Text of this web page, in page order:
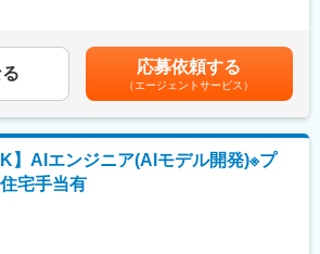
アパス
中核として実務と改善を担い、将来的にはメン
ーダーや管理職を目指せます。財務会計、管理
どへ専門性を広げることも可能です。
ービス企業で、2024年に日鉄ソリューションズ
製鉄グループの安定基盤を背景に、沖縄で腰を
、成長フェーズの会社づくりに携われる点も魅
ト業務よりも、顧客先に赴いての導入や折衝、
となります。）
ユーザー会計事務所を有しています。ユーザー会
同社のシステムで会計処理される顧問先企業数
びます。同社は、顧問先企業の経営に深く関わ
業し、中小企業の業務改善、ＩＴ化を推進して
ーザー会計事務所とのパートナー事業を推進中
ステムおよびサービスに会計事務所の高度な知
月給(下限)は新卒初任給の金額となります。■残
■昇給／年1回（4月）、賞与／年2回（7月・12
５ヶ月分支給賃金はあくまでも目安の金額であ
上下する可能性があります。月給(月額)は固定手
す。
応募依頼する
（エージェントサービス）
】AIエンジニア(AIモデル開発)※プ
宅手当有